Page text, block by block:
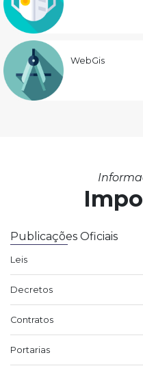
WebGis
Publicações Oficiais
Leis
Decretos
Contratos
Portarias